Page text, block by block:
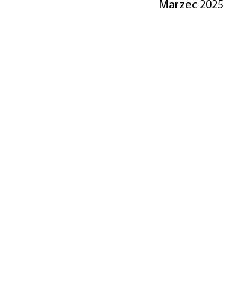
Marzec 2025